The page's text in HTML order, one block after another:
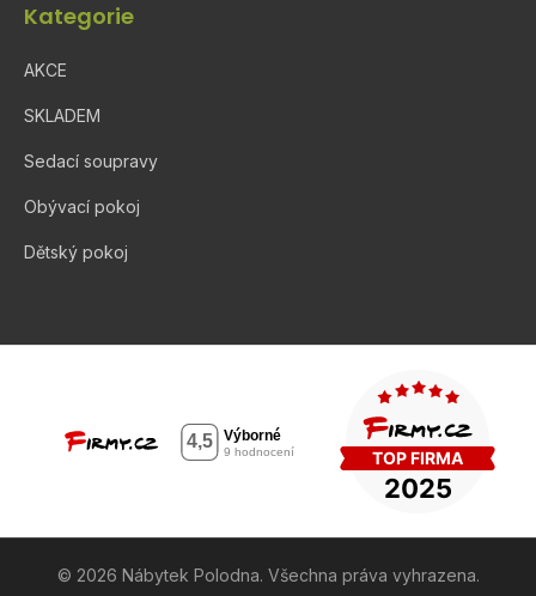
Kategorie
AKCE
SKLADEM
Sedací soupravy
Obývací pokoj
Dětský pokoj
© 2026 Nábytek Polodna. Všechna práva vyhrazena.